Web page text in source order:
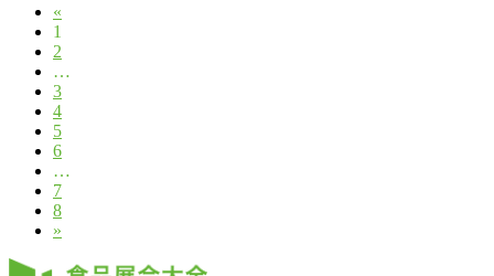
«
1
2
…
3
4
5
6
…
7
8
»